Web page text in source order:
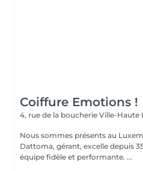
Coiffure Emotions !
4, rue de la boucherie Ville-Haute
Nous sommes présents au
Dattoma, gérant, excelle depuis
équipe fidèle et performante. ...